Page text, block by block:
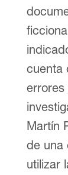
cuenta
errores
Martín
de una
utilizar